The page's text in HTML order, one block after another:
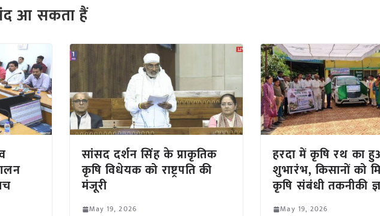
आ सकता हैं
सांसद दर्शन सिंह के प्राकृतिक
कृषि विधेयक को राष्ट्रपति की
मंजूरी
May 19, 2026
हरदा में कृषि रथ का
शुभारंभ, किसानों को
कृषि संबंधी तकनीकी
May 19, 2026